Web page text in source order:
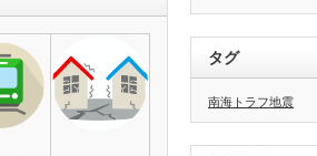
タグ
南海トラフ地震